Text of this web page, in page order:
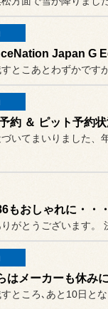
おしゃれに・
はメーカーも休み
ところ､あと10日と